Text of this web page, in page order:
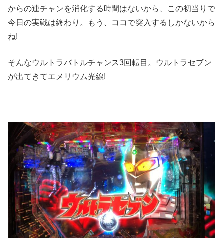
からの連チャンを消化する時間はないから、この初当りで
今日の実戦は終わり。もう、ココで突入するしかないから
ね!
そんなウルトラバトルチャンス3回転目。ウルトラセブン
が出てきてエメリウム光線!